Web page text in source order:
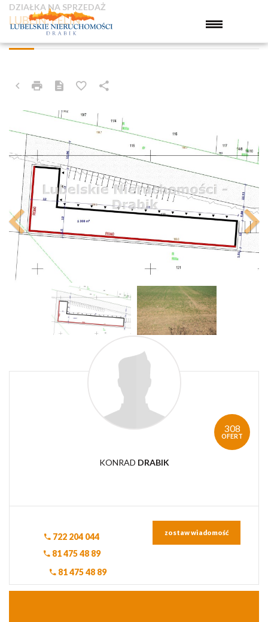
LUBLIN, FELIN
DZIAŁKA NA SPRZEDAŻ
308
OFERT
KONRAD DRABIK
722 204 044
81 475 48 89
81 475 48 89
zostaw wiadomość